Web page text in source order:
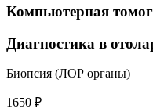
Компьютерная
Диагностика в
Биопсия (ЛОР органы)
1650 ₽